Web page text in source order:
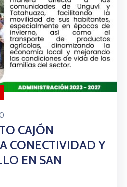
0
CAJÓN
CONECTIVIDAD Y
EN SAN